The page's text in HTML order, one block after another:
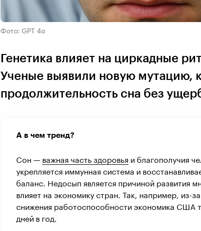
Фото: GPT 4o
Генетика влияет на циркадные
Ученые выявили новую мутацию,
продолжительность сна без
А в чем тренд?
Сон — важная часть здоровья и благополучия
укрепляется иммунная система и
баланс. Недосып является причиной развития
влияет на экономику стран. Так, например, из-
снижения работоспособности экономика США
дней в год.